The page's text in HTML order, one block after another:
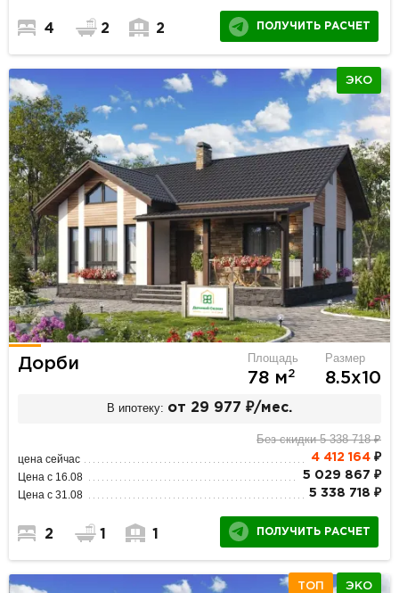
4 2 2 ПОЛУЧИТЬ РАСЧЕТ
ЭКО
Дорби Площадь
78 м2
Размер
8.5х10
В ипотеку: от 29 977 ₽/мес.
Без скидки 5 338 718 ₽
цена сейчас 4 412 164₽
Цена с 16.08 5 029 867 ₽
Цена с 31.08 5 338 718 ₽
2 1 1 ПОЛУЧИТЬ РАСЧЕТ
ТОП ЭКО